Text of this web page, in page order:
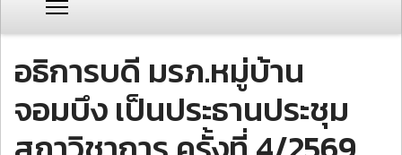
อธิการบดี มรภ.หมู่บ้าน
จอมบึง เป็นประธานประชุม